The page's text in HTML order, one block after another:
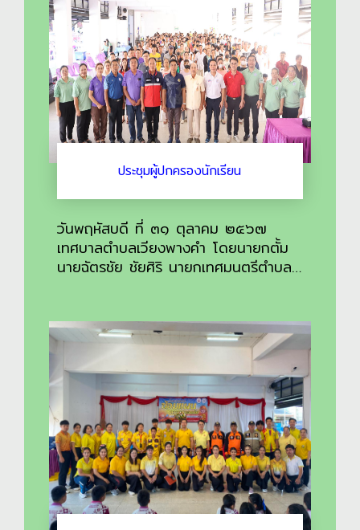
ประชุมผู้ปกครองนักเรียน
วันพฤหัสบดี ที่ ๓๑ ตุลาคม ๒๕๖๗
เทศบาลตำบลเวียงพางคำ โดยนายกตั้ม
นายฉัตรชัย ชัยศิริ นายกเทศมนตรีตำบล
นักเรียนโรงเรียนเทศบาลเวียงพางคำภาค
เรียนที่ ๒/๒๕๖๗ ขึ้น เพื่อสร้างความ
สัมพันธ์อันดีระหว่างผู้ปกครองกับโรงเรียน
เปิดโอกาสให้ผู้ปกครองนักเรียนได้มีส่วน
ร่วมให้ข้อมูลข้อ